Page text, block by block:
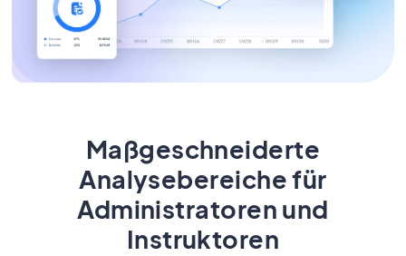
Maßgeschneiderte
Analysebereiche für
Administratoren und
Instruktoren